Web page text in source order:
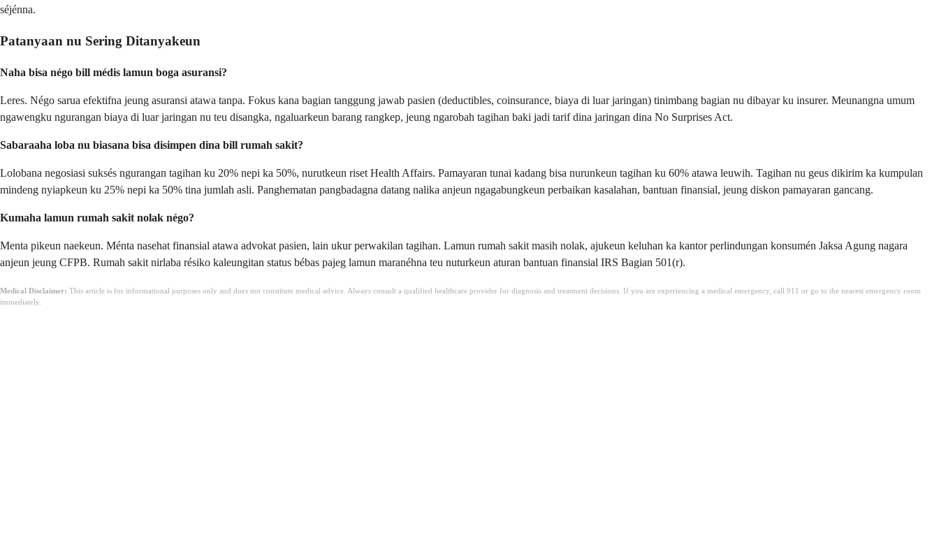
séjénna.
Patanyaan nu Sering Ditanyakeun
Naha bisa négo bill médis lamun boga asuransi?
Leres. Négo sarua efektifna jeung asuransi atawa tanpa. Fokus kana bagian tanggung jawab pasien (deductibles, coinsurance, biaya di luar jaringan) tinimbang bagian nu dibayar ku insurer. Meunangna umum
ngawengku ngurangan biaya di luar jaringan nu teu disangka, ngaluarkeun barang rangkep, jeung ngarobah tagihan baki jadi tarif dina jaringan dina No Surprises Act.
Sabaraaha loba nu biasana bisa disimpen dina bill rumah sakit?
Lolobana negosiasi suksés ngurangan tagihan ku 20% nepi ka 50%, nurutkeun riset Health Affairs. Pamayaran tunai kadang bisa nurunkeun tagihan ku 60% atawa leuwih. Tagihan nu geus dikirim ka kumpulan
mindeng nyiapkeun ku 25% nepi ka 50% tina jumlah asli. Panghematan pangbadagna datang nalika anjeun ngagabungkeun perbaikan kasalahan, bantuan finansial, jeung diskon pamayaran gancang.
Kumaha lamun rumah sakit nolak négo?
Menta pikeun naekeun. Ménta nasehat finansial atawa advokat pasien, lain ukur perwakilan tagihan. Lamun rumah sakit masih nolak, ajukeun keluhan ka kantor perlindungan konsumén Jaksa Agung nagara
anjeun jeung CFPB. Rumah sakit nirlaba résiko kaleungitan status bébas pajeg lamun maranéhna teu nuturkeun aturan bantuan finansial IRS Bagian 501(r).
Medical Disclaimer: This article is for informational purposes only and does not constitute medical advice. Always consult a qualified healthcare provider for diagnosis and treatment decisions. If you are experiencing a medical emergency, call 911 or go to the nearest emergency room
immediately.